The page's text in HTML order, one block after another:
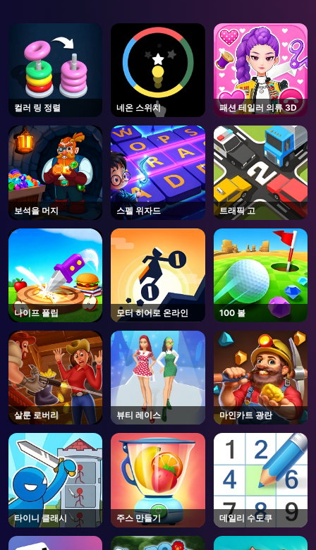
AD
컬러 링 정렬 네온 스위치 패션 테일러 의류 3D
보석을 머지 스펠 위자드 트래픽 고
나이프 플립 모터 히어로 온라인 100 볼
살룬 로버리 뷰티 레이스 마인카트 광란
타이니 클래시 주스 만들기 데일리 수도쿠